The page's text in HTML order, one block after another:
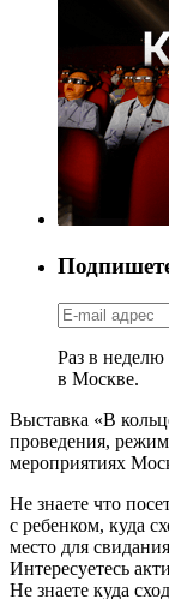
Раз в
в Москве.
Выставка «В
проведения,
мероприятиях
Не знаете что
с ребенком, куда
место для
Интересуетесь
Не знаете куда